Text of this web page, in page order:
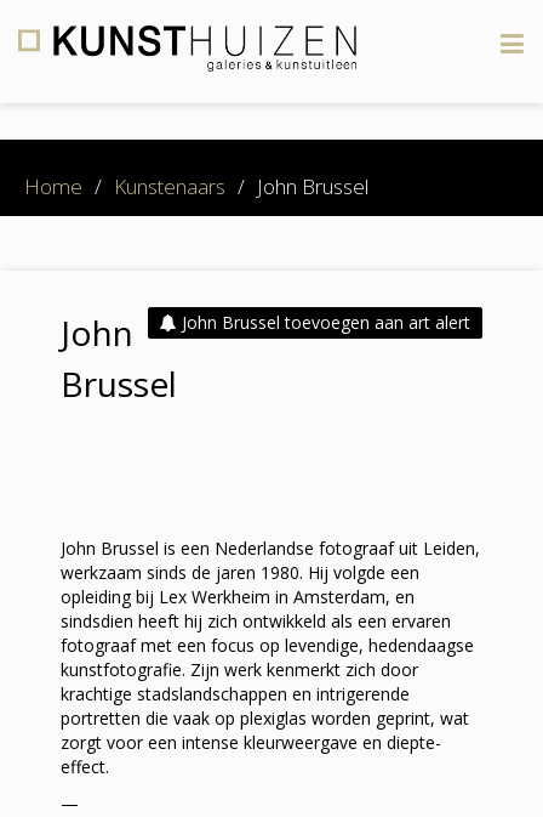
Home / Kunstenaars / John Brussel
John Brussel toevoegen aan art alert
John
Brussel
John Brussel is een Nederlandse fotograaf uit Leiden,
werkzaam sinds de jaren 1980. Hij volgde een
opleiding bij Lex Werkheim in Amsterdam, en
sindsdien heeft hij zich ontwikkeld als een ervaren
fotograaf met een focus op levendige, hedendaagse
kunstfotografie. Zijn werk kenmerkt zich door
krachtige stadslandschappen en intrigerende
portretten die vaak op plexiglas worden geprint, wat
zorgt voor een intense kleurweergave en diepte-
effect.
—